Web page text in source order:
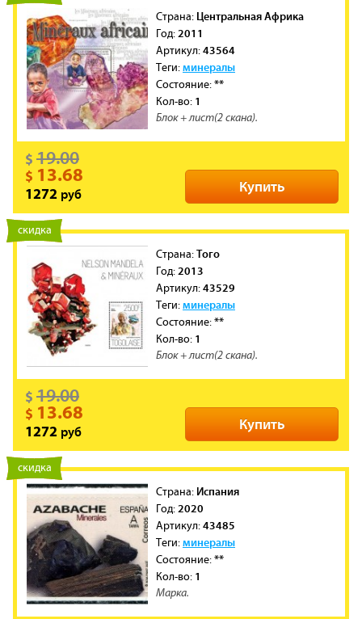
Cтрана: Центральная Африка
Год: 2011
Артикул:43564
Теги:минералы
Состояние:**
Кол-во: 1
Блок + лист(2 скана).
Купить
$ 19.00
$ 13.68
1272 руб
новинка
скидка
Cтрана:Того
Год: 2013
Артикул:43529
Теги:минералы
Состояние:**
Кол-во: 1
Блок + лист(2 скана).
Купить
$ 19.00
$ 13.68
1272 руб
новинка
скидка
Cтрана: Испания
Год: 2020
Артикул:43485
Теги:минералы
Состояние:**
Кол-во: 1
Марка.